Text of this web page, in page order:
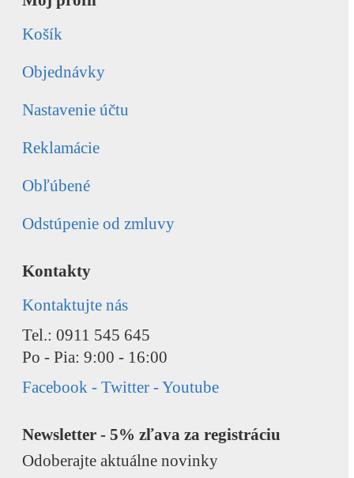
Košík
Objednávky
Nastavenie účtu
Reklamácie
Obľúbené
Odstúpenie od zmluvy
Kontakty
Kontaktujte nás
Tel.: 0911 545 645
Po - Pia: 9:00 - 16:00
Facebook - Twitter - Youtube
Newsletter - 5% zľava za registráciu
Odoberajte aktuálne novinky